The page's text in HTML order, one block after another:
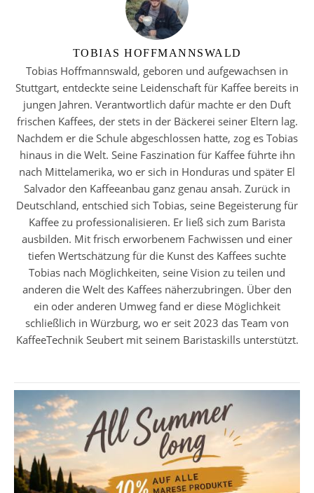
TOBIAS HOFFMANNSWALD
Tobias Hoffmannswald, geboren und aufgewachsen in
Stuttgart, entdeckte seine Leidenschaft für Kaffee bereits in
jungen Jahren. Verantwortlich dafür machte er den Duft
frischen Kaffees, der stets in der Bäckerei seiner Eltern lag.
Nachdem er die Schule abgeschlossen hatte, zog es Tobias
hinaus in die Welt. Seine Faszination für Kaffee führte ihn
nach Mittelamerika, wo er sich in Honduras und später El
Salvador den Kaffeeanbau ganz genau ansah. Zurück in
Deutschland, entschied sich Tobias, seine Begeisterung für
Kaffee zu professionalisieren. Er ließ sich zum Barista
ausbilden. Mit frisch erworbenem Fachwissen und einer
tiefen Wertschätzung für die Kunst des Kaffees suchte
Tobias nach Möglichkeiten, seine Vision zu teilen und
anderen die Welt des Kaffees näherzubringen. Über den
ein oder anderen Umweg fand er diese Möglichkeit
schließlich in Würzburg, wo er seit 2023 das Team von
KaffeeTechnik Seubert mit seinem Baristaskills unterstützt.